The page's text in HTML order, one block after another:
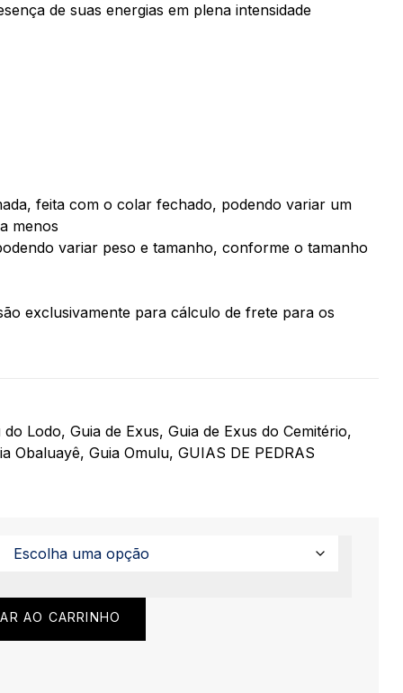
de suas energias em plena intensidade
feita com o colar fechado, podendo variar um
menos
variar peso e tamanho, conforme o tamanho
exclusivamente para cálculo de frete para os
do Lodo, Guia de Exus, Guia de Exus do Cemitério,
Obaluayê, Guia Omulu, GUIAS DE PEDRAS
AO CARRINHO